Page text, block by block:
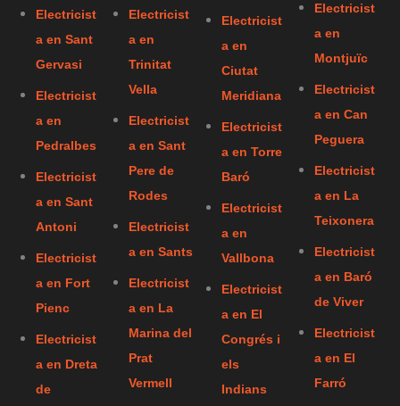
Electricist
a en Sant
Gervasi
Electricist
a en
Pedralbes
Electricist
a en Sant
Antoni
Electricist
a en Fort
Pienc
Electricist
a en Dreta
de
Electricist
a en
Trinitat
Vella
Electricist
a en Sant
Pere de
Rodes
Electricist
a en Sants
Electricist
a en La
Marina del
Prat
Vermell
Electricist
a en
Ciutat
Meridiana
Electricist
a en Torre
Baró
Electricist
a en
Vallbona
Electricist
a en El
Congrés i
els
Indians
Electricist
a en
Montjuïc
Electricist
a en Can
Peguera
Electricist
a en La
Teixonera
Electricist
a en Baró
de Viver
Electricist
a en El
Farró